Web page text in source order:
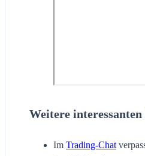
Weitere
Im Trading-Chat